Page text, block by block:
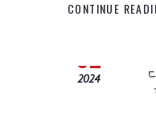
CONTINUE
02
2024